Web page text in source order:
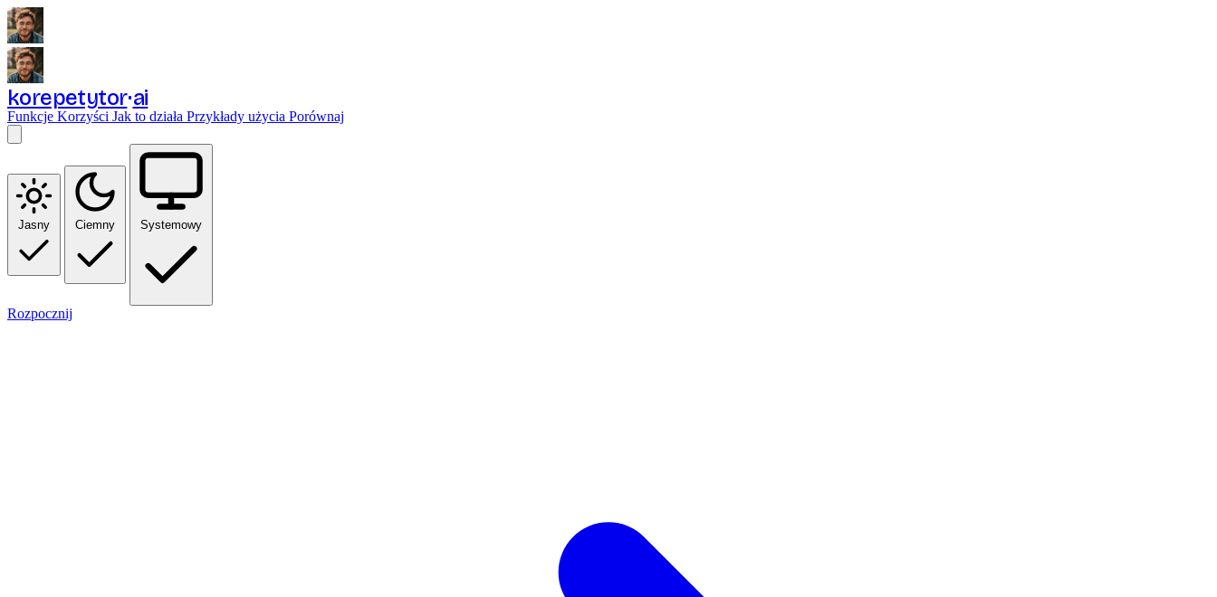
korepetytor ai
Funkcje Korzyści Jak to działa Przykłady użycia Porównaj
Jasny Ciemny Systemowy
Rozpocznij